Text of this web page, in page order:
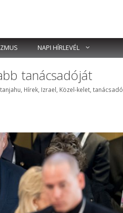
NAPI HÍRLEVÉL
tanácsadóját
Hírek Izrael Közel-kelet tanácsadó